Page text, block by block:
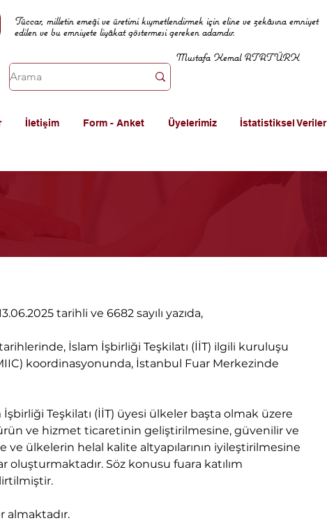
Tüccar, milletin emeği ve üretimi kıymetlendirmek için eline ve zekâsına emniyet
edilen ve bu emniyete liyâkat göstermesi gereken adamdır.
Mustafa Kemal ATATÜRK
İletişim Form - Anket Üyelerimiz İstatistiksel Veriler
tarihli ve 6682 sayılı yazıda,
İslam İşbirliği Teşkilatı (İİT) ilgili kuruluşu
koordinasyonunda, İstanbul Fuar Merkezinde
Teşkilatı (İİT) üyesi ülkeler başta olmak üzere
ve hizmet ticaretinin geliştirilmesine, güvenilir ve
ülkelerin helal kalite altyapılarının iyileştirilmesine
oluşturmaktadır. Söz konusu fuara katılım
almaktadır.